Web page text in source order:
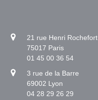
21 rue Henri Rochefort
75017 Paris
01 45 00 36 54
3 rue de la Barre
69002 Lyon
04 28 29 26 29